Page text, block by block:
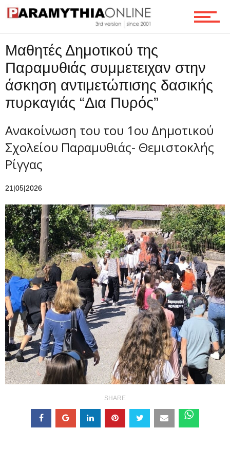
Επικοινωνία
Μαθητές Δημοτικού της
Παραμυθιάς συμμετειχαν στην
άσκηση αντιμετώπισης δασικής
πυρκαγιάς “Δια Πυρός”
Ανακοίνωση του του 1ου Δημοτικού
Σχολείου Παραμυθιάς- Θεμιστοκλής
Ρίγγας
21|05|2026
SHARE